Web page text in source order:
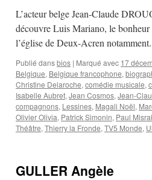
appel
à
candidats
avant
2
mars
2023
L’acteur belge Jean-Claude
découvre Luis Mariano, le
l’église de Deux-Acren
Publié dansbios | Marqué avec 17
Belgique, Belgique francophone,
Christine Delaroche, comédie musicale,
Isabelle Aubret, Jean Cosmos, Jean-
compagnons, Lessines, Magali Noël,
Olivier Olivia, Patrick Simonin, Paul
Théâtre, Thierry la Fronde, TV5 Monde,
GULLER Angèle